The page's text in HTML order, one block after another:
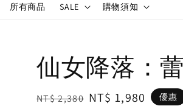
所有商品 SALE 購物須知
仙女降落：
Regular
NT$ 2,380 Sale
NT$ 1,980 優惠